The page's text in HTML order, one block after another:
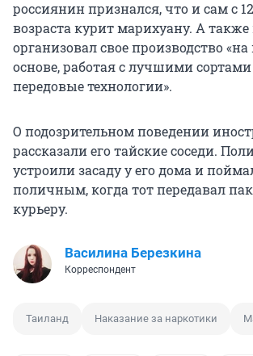
россиянин признался, что и сам с
возраста курит марихуану. А также
организовал свое производство
основе, работая с лучшими
передовые технологии».
О подозрительном поведении
рассказали его тайские соседи.
устроили засаду у его дома и
поличным, когда тот передавал
курьеру.
Василина Березкина
Корреспондент
Таиланд Наказание за наркотики